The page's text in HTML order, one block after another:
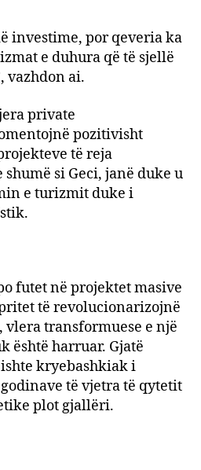
investime, por qeveria ka
e duhura që të sjellë
vazhdon ai.
private
pozitivisht
të reja
si Geci, janë duke u
e turizmit duke i
futet në projektet masive
të revolucionarizojnë
transformuese e një
është harruar. Gjatë
kryebashkiak i
të vjetra të qytetit
plot gjallëri.